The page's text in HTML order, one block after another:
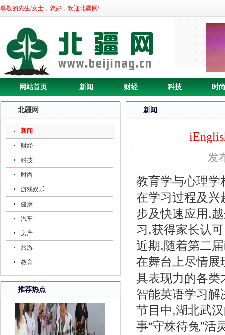
尊敬的先生/女士，您好，欢迎北疆网!
网站首页 新闻 财经 科技 时
北疆网
新闻
财经
科技
时尚
游戏娱乐
健康
汽车
房产
旅游
教育
推荐热点
《新晋网红打卡点 《圣斗士星矢：重
生》手》
《VER去中心化交易所全球品牌上线发布
会隆》
新闻
发
教育学与心理学
在学习过程及兴
步及快速应用,
习,获得家长认
近期,随着第二
在舞台上尽情展
具表现力的各类
智能英语学习
节目中,湖北武
事“守株待兔”活